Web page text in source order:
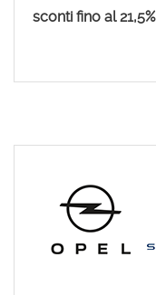
sconti fino al 21,5%